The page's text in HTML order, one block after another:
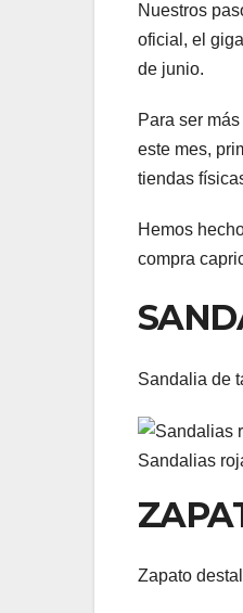
Nuestros
oficial, el
de junio.
Para ser
este mes,
tiendas
Hemos
compra
Sandalia de
Sandalias
Zapato